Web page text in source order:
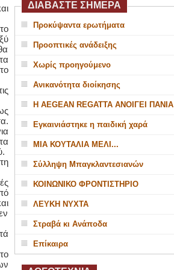
ΔΙΑΒΑΣΤΕ ΣΗΜΕΡΑ
Προκύψαντα ερωτήματα
Προοπτικές ανάδειξης
Χωρίς προηγούμενο
Ανικανότητα διοίκησης
Η AEGEAN REGATTA ΑΝΟΙΓΕΙ ΠΑΝΙΑ
Εγκαινιάστηκε η παιδική χαρά
ΜΙΑ ΚΟΥΤΑΛΙΑ ΜΕΛΙ...
Σύλληψη Μπαγκλαντεσιανών
ΚΟΙΝΩΝΙΚΟ ΦΡΟΝΤΙΣΤΗΡΙΟ
ΛΕΥΚΗ ΝΥΧΤΑ
Στραβά κι Ανάποδα
Επίκαιρα